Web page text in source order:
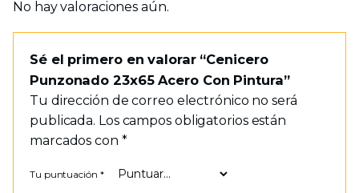
No hay valoraciones aún.
Sé el primero en valorar “Cenicero
Punzonado 23x65 Acero Con Pintura”
Tu dirección de correo electrónico no será
publicada. Los campos obligatorios están
marcados con *
Tu puntuación *